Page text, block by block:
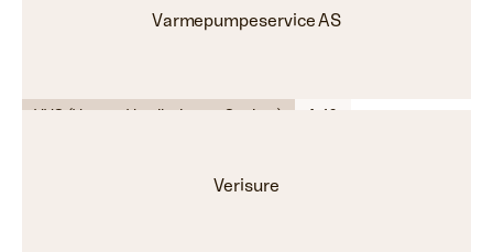
Varmepumpeservice AS
Verisure